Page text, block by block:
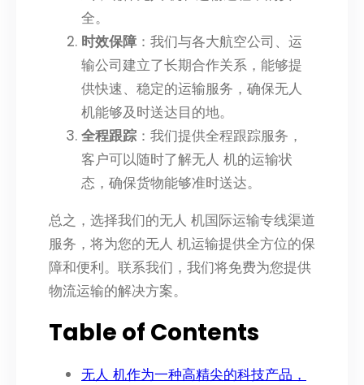
全。
时效保障 ：我们与各大航空公司、运
输公司建立了长期合作关系，能够提
供快速、稳定的运输服务，确保无人
机能够及时送达目的地。
全程跟踪 ：我们提供全程跟踪服务，
客户可以随时了解无人 机的运输状
态，确保货物能够准时送达。
总之，选择我们的无人 机国际运输专线渠道
服务，将为您的无人 机运输提供全方位的保
障和便利。联系我们，我们将免费为您提供
物流运输的解决方案。
Table of Contents
无人 机作为一种高精尖的科技产品，